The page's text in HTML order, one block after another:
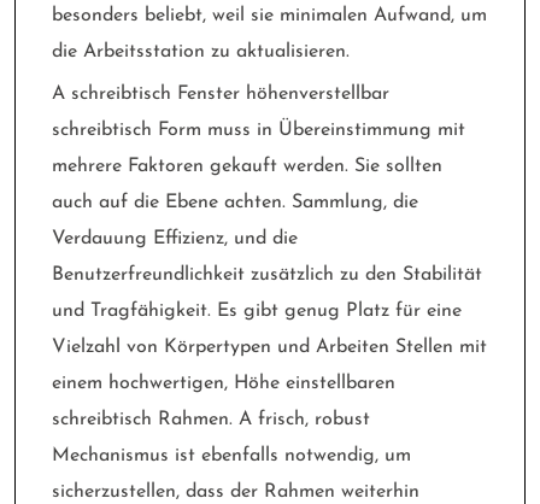
besonders beliebt, weil sie minimalen Aufwand, um
die Arbeitsstation zu aktualisieren.
A schreibtisch Fenster höhenverstellbar
schreibtisch Form muss in Übereinstimmung mit
mehrere Faktoren gekauft werden. Sie sollten
auch auf die Ebene achten. Sammlung, die
Verdauung Effizienz, und die
Benutzerfreundlichkeit zusätzlich zu den Stabilität
und Tragfähigkeit. Es gibt genug Platz für eine
Vielzahl von Körpertypen und Arbeiten Stellen mit
einem hochwertigen, Höhe einstellbaren
schreibtisch Rahmen. A frisch, robust
Mechanismus ist ebenfalls notwendig, um
sicherzustellen, dass der Rahmen weiterhin